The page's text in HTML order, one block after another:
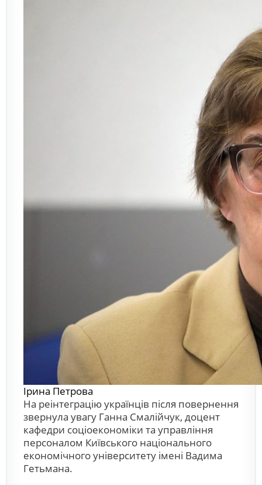
Ірина Петрова
На реінтеграцію українців після повернення
звернула увагу Ганна Смалійчук, доцент
кафедри соціоекономіки та управління
персоналом Київського національного
економічного університету імені Вадима
Гетьмана.